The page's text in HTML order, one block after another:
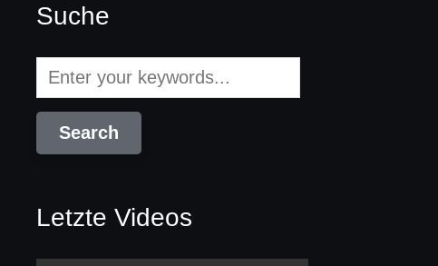
Suche
Letzte Videos